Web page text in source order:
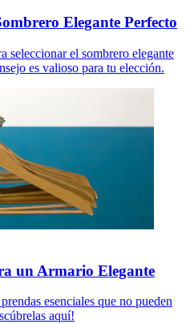
Elegante Perfecto
seleccionar el sombrero elegante
es valioso para tu elección.
un Armario Elegante
esenciales que no pueden
aquí!